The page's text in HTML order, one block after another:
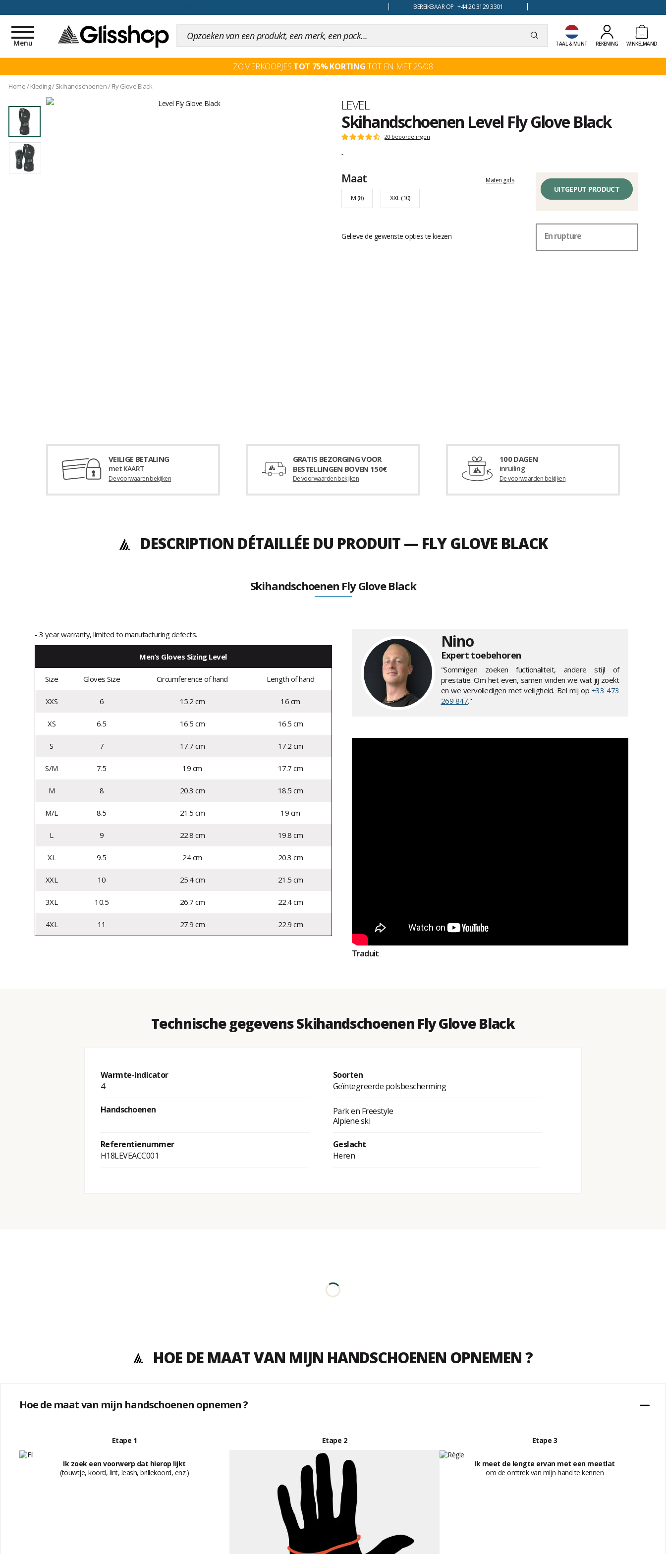
BEREIKBAAR OP +44 20 3129 3301
TAAL & MUNT REKENING WINKELMAND
Toggle
navigation
Menu
ZOMERKOOPJES TOT 75% KORTINGTOT EN MET 25/08
Home/ Kleding/Skihandschoenen/Fly Glove Black
Merk
LEVEL
Skihandschoenen Level Fly Glove Black
Het
van
Score
5
20 beoordelingen
-
Maat Maten gids
M (8) XXL (10)
Gelieve de gewenste opties te kiezen
UITGEPUT PRODUCT
En rupture
VEILIGE BETALING
met KAART
De voorwaaren bekijken
GRATIS BEZORGING VOOR
BESTELLINGEN BOVEN 150€
De voorwaarden bekijken
100 DAGEN
inruiling
De voorwaarden bekijken
DESCRIPTION DÉTAILLÉE DU PRODUIT — FLY GLOVE BLACK
Skihandschoenen Fly Glove Black
- 3 year warranty, limited to manufacturing defects.
Men’s Gloves Sizing Level
Size Gloves Size Circumference of hand Length of hand
XXS 6 15.2 cm 16 cm
XS 6.5 16.5 cm 16.5 cm
S 7 17.7 cm 17.2 cm
S/M 7.5 19 cm 17.7 cm
M 8 20.3 cm 18.5 cm
M/L 8.5 21.5 cm 19 cm
L 9 22.8 cm 19.8 cm
XL 9.5 24 cm 20.3 cm
XXL 10 25.4 cm 21.5 cm
3XL 10.5 26.7 cm 22.4 cm
4XL 11 27.9 cm 22.9 cm
Nino
Expert toebehoren
"Sommigen zoeken fuctionaliteit, andere stijl of
prestatie. Om het even, samen vinden we wat jij zoekt
en we vervolledigen met veiligheid. Bel mij op +33 473
269 847."
Traduit
Technische gegevens Skihandschoenen Fly Glove Black
Warmte-indicator
4
Soorten
Geïntegreerde polsbescherming
Handschoenen
Park en Freestyle
Alpiene ski
Referentienummer
H18LEVEACC001
Geslacht
Heren
HOE DE MAAT VAN MIJN HANDSCHOENEN OPNEMEN ?
Hoe de maat van mijn handschoenen opnemen ?
Etape 1
Ik zoek een voorwerp dat hierop lijkt
(touwtje, koord, lint, leash, brillekoord, enz.)
Etape 2 Etape 3
Ik meet de lengte ervan met een meetlat
om de omtrek van mijn hand te kennen